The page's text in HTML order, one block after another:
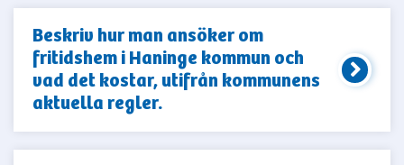
Beskriv hur man ansöker om
fritidshem i Haninge kommun och
vad det kostar, utifrån kommunens
aktuella regler.